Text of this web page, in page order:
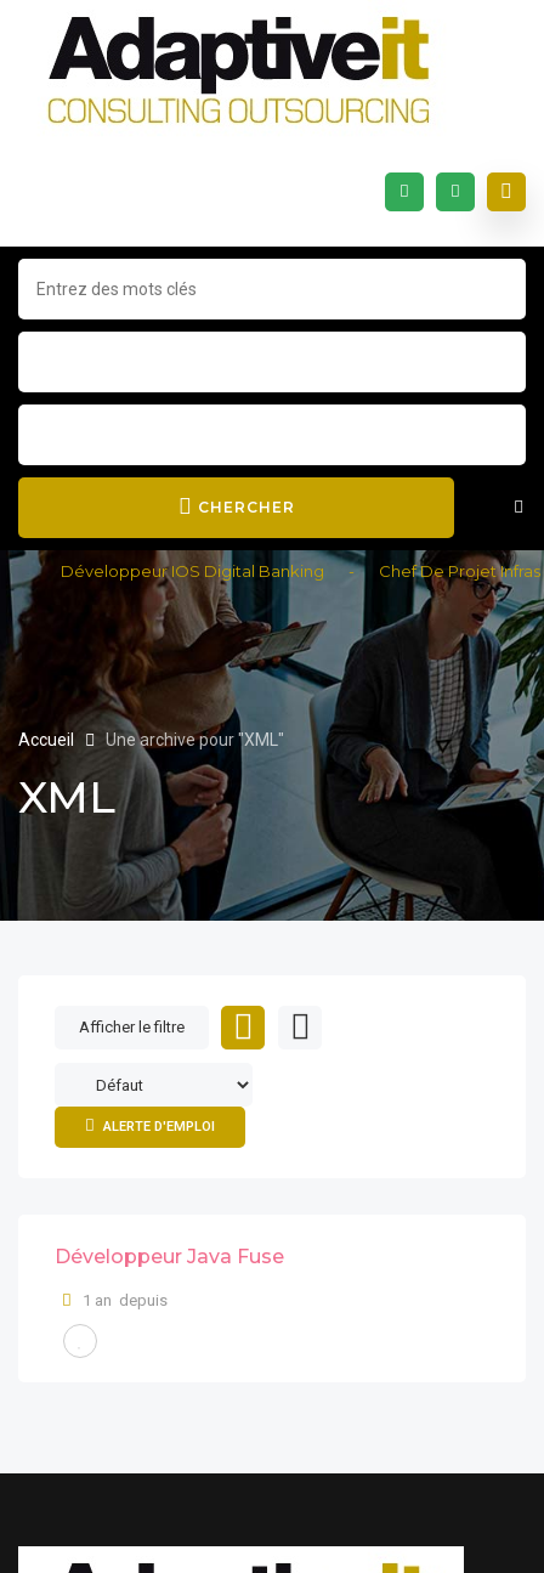
CHERCHER
Développeur IOS Digital Banking Chef De Projet
Accueil Une archive pour "XML"
XML
Afficher le filtre
ALERTE D'EMPLOI
Développeur Java Fuse
1 an depuis